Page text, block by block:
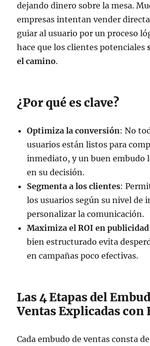
dejando dinero sobre la mesa.
empresas intentan vender
guiar al usuario por un proceso
hace que los clientes potenciales
el camino.
¿Por qué es clave?
Optimiza la conversión: No
usuarios están listos para
inmediato, y un buen embudo
en su decisión.
Segmenta a los clientes:
los usuarios según su nivel de
personalizar la comunicación.
Maximiza el ROI en publicidad
bien estructurado evita
en campañas poco efectivas.
Las 4 Etapas del
Ventas Explicadas con
Cada embudo de ventas consta